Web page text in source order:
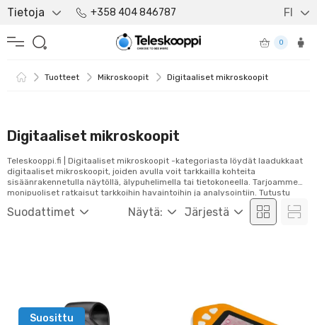
Tietoja +358 404 846787 FI
0
Tuotteet Mikroskoopit Digitaaliset mikroskoopit
Digitaaliset mikroskoopit
Suodattimet Näytä: Järjestä
Teleskooppi.fi | Digitaaliset mikroskoopit -kategoriasta löydät laadukkaat
digitaaliset mikroskoopit, joiden avulla voit tarkkailla kohteita
sisäänrakennetulla näytöllä, älypuhelimella tai tietokoneella. Tarjoamme
monipuoliset ratkaisut tarkkoihin havaintoihin ja analysointiin. Tutustu
Suosittu